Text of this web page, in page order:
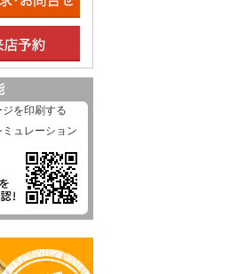
ジを印刷する
ミュレーション